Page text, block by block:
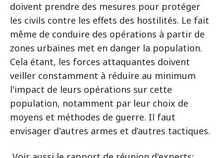
doivent prendre des mesures pour protéger
les civils contre les effets des hostilités. Le fait
même de conduire des opérations à partir de
zones urbaines met en danger la population.
Cela étant, les forces attaquantes doivent
veiller constamment à réduire au minimum
l'impact de leurs opérations sur cette
population, notamment par leur choix de
moyens et méthodes de guerre. Il faut
envisager d'autres armes et d’autres tactiques.